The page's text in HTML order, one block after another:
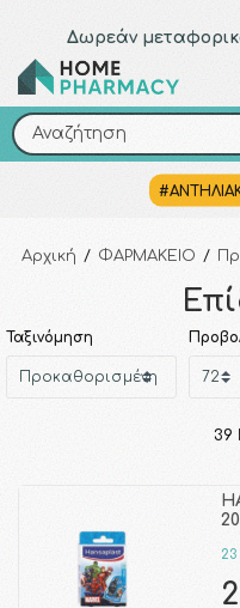
Δωρεάν
Αναζήτηση
Αρχική / ΦΑΡΜΑΚΕΙΟ /
Ταξινόμηση
39
23